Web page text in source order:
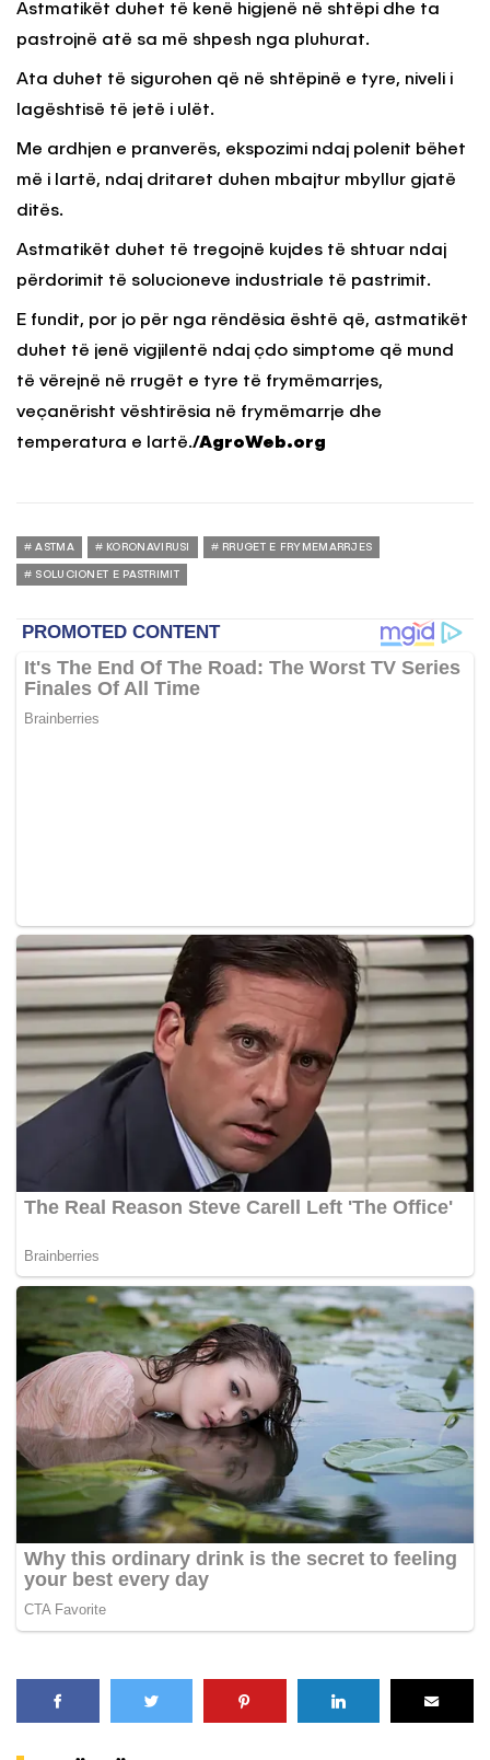
Astmatikët duhet të kenë higjenë në shtëpi dhe ta
pastrojnë atë sa më shpesh nga pluhurat.
Ata duhet të sigurohen që në shtëpinë e tyre, niveli i
lagështisë të jetë i ulët.
Me ardhjen e pranverës, ekspozimi ndaj polenit bëhet
më i lartë, ndaj dritaret duhen mbajtur mbyllur gjatë
ditës.
Astmatikët duhet të tregojnë kujdes të shtuar ndaj
përdorimit të solucioneve industriale të pastrimit.
E fundit, por jo për nga rëndësia është që, astmatikët
duhet të jenë vigjilentë ndaj çdo simptome që mund
të vërejnë në rrugët e tyre të frymëmarrjes,
veçanërisht vështirësia në frymëmarrje dhe
temperatura e lartë./AgroWeb.org
ASTMA KORONAVIRUSI RRUGET E FRYMEMARRJES
SOLUCIONET E PASTRIMIT